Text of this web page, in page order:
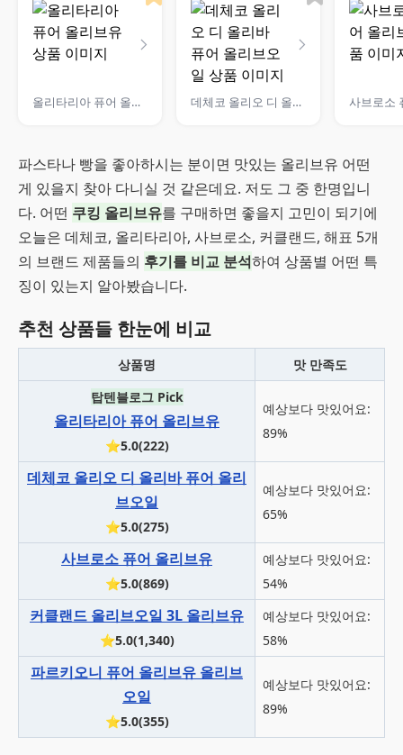
올리타리아 퓨어 올리브유 데체코 올리오 디 올리바 퓨어 올리브오일
파스타나 빵을 좋아하시는 분이면 맛있는 올리브유 어떤
게 있을지 찾아 다니실 것 같은데요. 저도 그 중 한명입니
다. 어떤 쿠킹 올리브유를 구매하면 좋을지 고민이 되기에
오늘은 데체코, 올리타리아, 사브로소, 커클랜드, 해표 5개
의 브랜드 제품들의 후기를 비교 분석하여 상품별 어떤 특
징이 있는지 알아봤습니다.
추천 상품들 한눈에 비교
상품명
맛 만족도
탑텐블로그 Pick
올리타리아 퓨어 올리브유
⭐5.0(222)
예상보다 맛있어요:
89%
데체코 올리오 디 올리바 퓨어 올리
브오일
⭐5.0(275)
예상보다 맛있어요:
65%
사브로소 퓨어 올리브유
⭐5.0(869)
예상보다 맛있어요:
54%
커클랜드 올리브오일 3L 올리브유
⭐5.0(1,340)
예상보다 맛있어요:
58%
파르키오니 퓨어 올리브유 올리브
오일
⭐5.0(355)
예상보다 맛있어요:
89%